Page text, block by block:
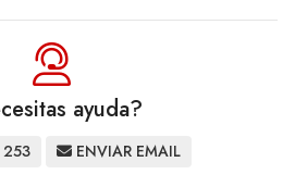
ayuda?
253 ENVIAR EMAIL